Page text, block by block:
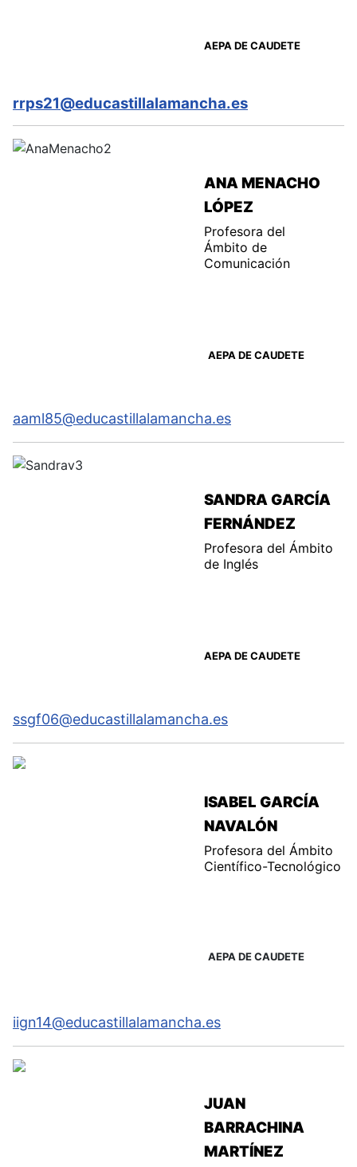
AEPA DE CAUDETE
rrps21@educastillalamancha.es
ANA MENACHO
LÓPEZ
Profesora del
Ámbito de
Comunicación
AEPA DE CAUDETE
aaml85@educastillalamancha.es
SANDRA GARCÍA
FERNÁNDEZ
Profesora del Ámbito
de Inglés
AEPA DE CAUDETE
ssgf06@educastillalamancha.es
ISABEL GARCÍA
NAVALÓN
Profesora del Ámbito
Científico-Tecnológico
AEPA DE CAUDETE
iign14@educastillalamancha.es
JUAN
BARRACHINA
MARTÍNEZ